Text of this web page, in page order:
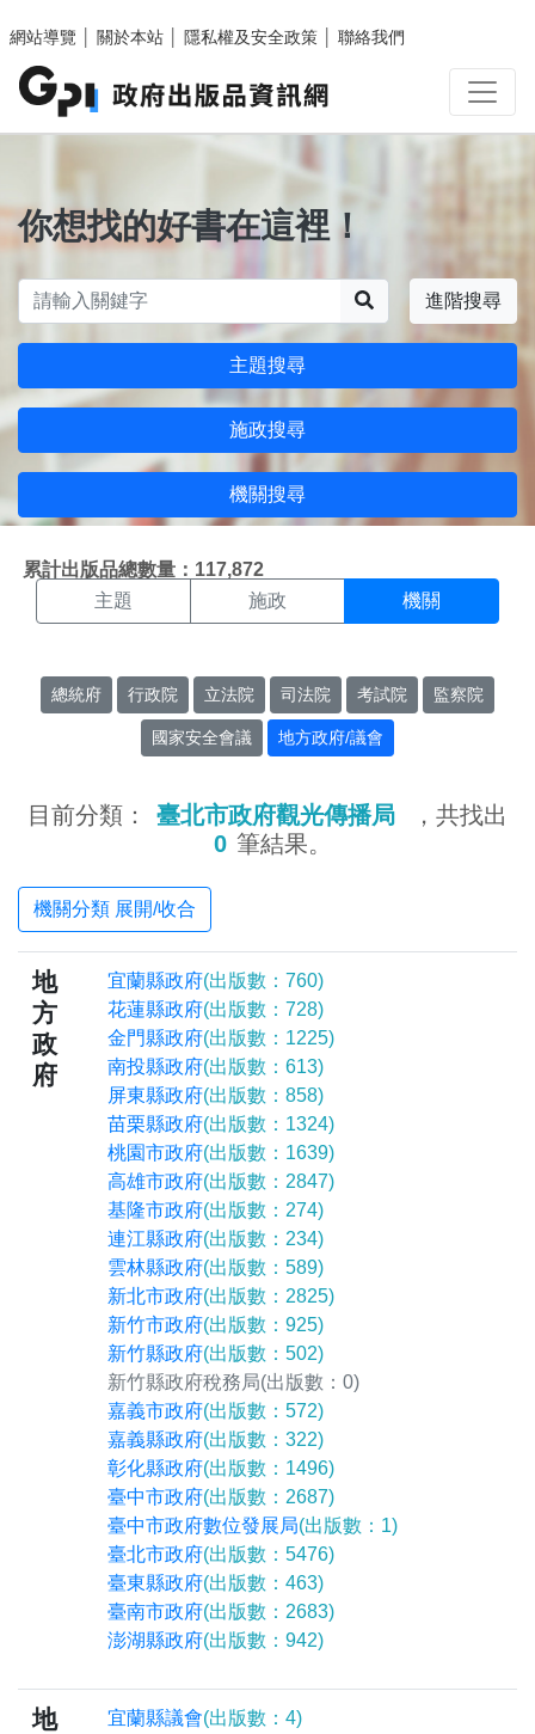
網站導覽
關於本站 隱私權及安全政策 聯絡我們
你想找的好書在這裡！
進階搜尋
主題搜尋
施政搜尋
機關搜尋
累計出版品總數量：117,872
機關搜尋結果頁面
主題 施政 機關
總統府 行政院 立法院 司法院 考試院 監察院
國家安全會議 地方政府/議會
目前分類： 臺北市政府觀光傳播局
，共找出
0 筆結果。
機關分類 展開/收合
地
方
政
府
宜蘭縣政府(出版數：760)
花蓮縣政府(出版數：728)
金門縣政府(出版數：1225)
南投縣政府(出版數：613)
屏東縣政府(出版數：858)
苗栗縣政府(出版數：1324)
桃園市政府(出版數：1639)
高雄市政府(出版數：2847)
基隆市政府(出版數：274)
連江縣政府(出版數：234)
雲林縣政府(出版數：589)
新北市政府(出版數：2825)
新竹市政府(出版數：925)
新竹縣政府(出版數：502)
新竹縣政府稅務局(出版數：0)
嘉義市政府(出版數：572)
嘉義縣政府(出版數：322)
彰化縣政府(出版數：1496)
臺中市政府(出版數：2687)
臺中市政府數位發展局(出版數：1)
臺北市政府(出版數：5476)
臺東縣政府(出版數：463)
臺南市政府(出版數：2683)
澎湖縣政府(出版數：942)
地
宜蘭縣議會(出版數：4)